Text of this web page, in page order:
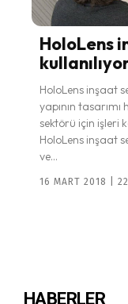
HoloLens
HoloLens inşaat
yapının
sektörü için işleri
HoloLens inşaat
ve...
16 MART 2018 |
HABERLER